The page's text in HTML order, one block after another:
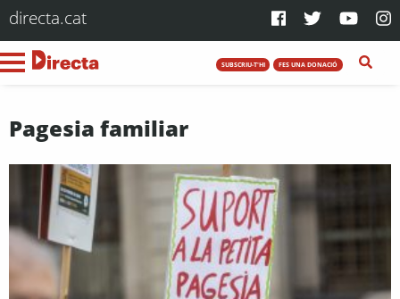
directa.cat
SUBSCRIU-T'HI FES UNA DONACIÓ
Pagesia familiar